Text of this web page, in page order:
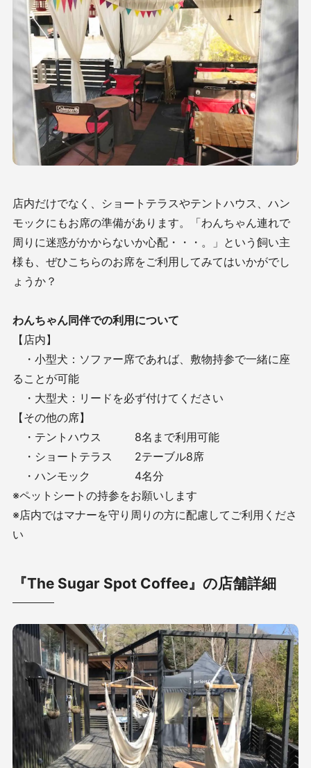
店内だけでなく、ショートテラスやテントハウス、ハン
モックにもお席の準備があります。
「わんちゃん連れで
周りに迷惑がかからないか心配・・・。」という飼い主
様も、ぜひこちらのお席をご利用してみてはいかがでし
ょうか？
わんちゃん同伴での利用について
【店内】
・小型犬：ソファー席であれば、敷物持参で一緒に座
ることが可能
・大型犬：リードを必ず付けてください
【その他の席】
・テントハウス 8名まで利用可能
・ショートテラス 2テーブル8席
・ハンモック 4名分
※ペットシートの持参をお願いします
※店内ではマナーを守り周りの方に配慮してご利用くださ
い
『The Sugar Spot Coffee』の店舗詳細